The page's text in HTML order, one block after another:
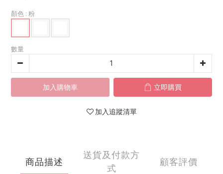
顏色 : 粉
數量
加入購物車 立即購買
加入追蹤清單
商品描述
送貨及付款方
式
顧客評價